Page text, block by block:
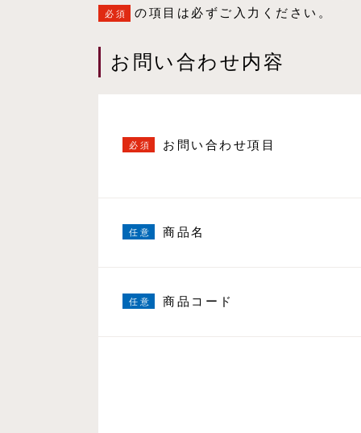
必須 の項目は必ずご入力ください。
お問い合わせ内容
お問い合わせ項目
商品名
商品コード